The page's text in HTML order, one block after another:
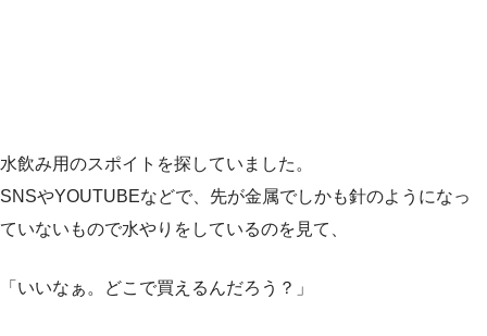
水飲み用のスポイトを探していました。
SNSやYOUTUBEなどで、先が金属でしかも針のようになっ
ていないもので水やりをしているのを見て、
「いいなぁ。どこで買えるんだろう？」